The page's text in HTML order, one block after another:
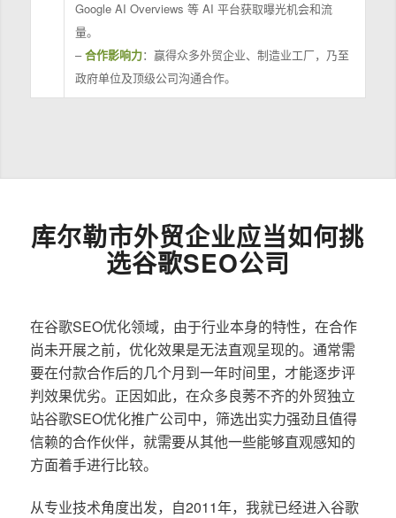
Google AI Overviews 等 AI 平台获取曝光机会和流
量。
–合作影响力：赢得众多外贸企业、制造业工厂，乃至
政府单位及顶级公司沟通合作。
库尔勒市外贸企业应当如何挑
选谷歌SEO公司
在谷歌SEO优化领域，由于行业本身的特性，在合作
尚未开展之前，优化效果是无法直观呈现的。通常需
要在付款合作后的几个月到一年时间里，才能逐步评
判效果优劣。正因如此，在众多良莠不齐的外贸独立
站谷歌SEO优化推广公司中，筛选出实力强劲且值得
信赖的合作伙伴，就需要从其他一些能够直观感知的
方面着手进行比较。
从专业技术角度出发，自2011年，我就已经进入谷歌